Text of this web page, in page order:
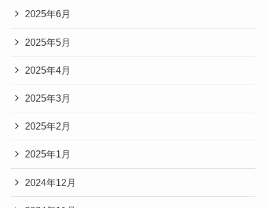
2025年6月
2025年5月
2025年4月
2025年3月
2025年2月
2025年1月
2024年12月